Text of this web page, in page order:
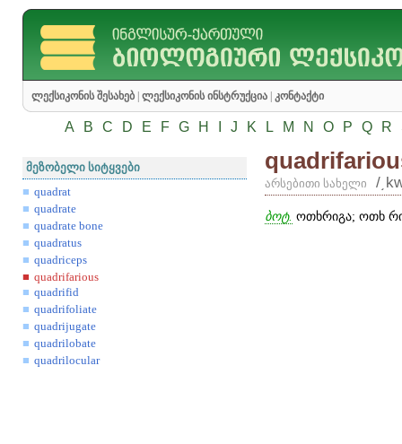
ლექსიკონის შესახებ ლექსიკონის ინსტრუქცია კონტაქტი
A B C D E F G H J K L M N O P Q R
მეზობელი სიტყვები
quadrat
quadrate
quadrate bone
quadratus
quadriceps
quadrifarious
quadrifid
quadrifoliate
quadrijugate
quadrilobate
quadrilocular
არსებითი სახელი /
ბოტ. ოთხრიგა; ოთხ